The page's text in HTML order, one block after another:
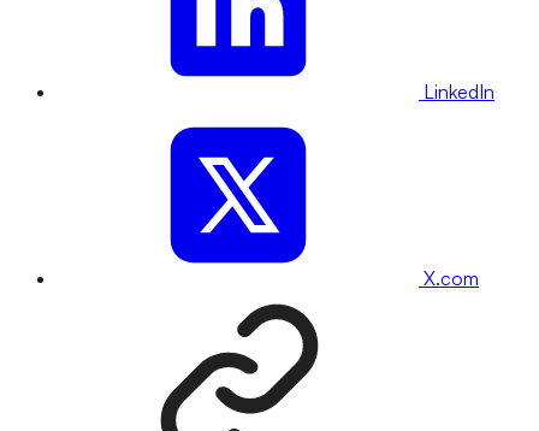
LinkedIn
X.com